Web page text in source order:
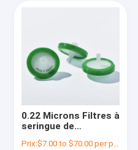
0.22 Microns Filtres à
seringue de
PES Membrane
Prix:$7.00 to $70.00 per pack